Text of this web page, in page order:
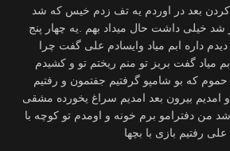
بعد در اوردم یه تف زدم خیس که شد
شد خیلی داشت حال میداد بهم .یه چهار پنج
داره ابم میاد وایسادم علی گفت چرا
میاد گفت بریز تو منم ریختم تو و کشیدم
که بو شامپو گرفتیم جفتمون و رفتیم
امدیم بیرون بعد امدیم سراغ یخورده مشقی
من دفترامو برم خونه و اومدم تو کوچه با